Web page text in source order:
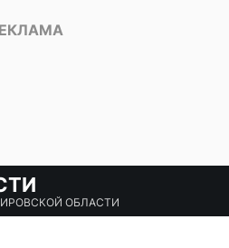
ОБЛАСТИ